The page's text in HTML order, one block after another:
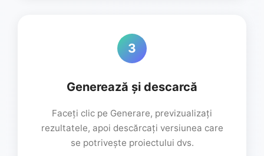
3
Generează și descarcă
Faceți clic pe Generare, previzualizați
rezultatele, apoi descărcați versiunea care
se potrivește proiectului dvs.